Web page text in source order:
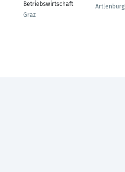
Betriebswirtschaft
Graz
Artlenburg